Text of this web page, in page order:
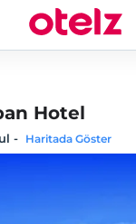
Hotel
- Haritada Göster